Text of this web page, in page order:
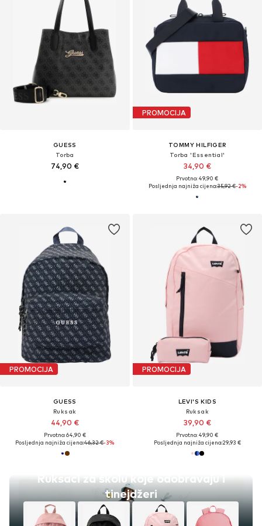
GUESS
Torba
74,90 €
PROMOCIJA
TOMMY HILFIGER
Torba 'Essential'
34,90 €
Prvotno: 49,90 €
Posljednja najniža cijena:35,92 €-2%
PROMOCIJA
GUESS
Ruksak
44,90 €
Prvotno: 64,90 €
Posljednja najniža cijena:46,32 €-3%
Ruksaci za školu koje odobravaju i
tinejdžeri
PROMOCIJA
LEVI'S KIDS
Ruksak
39,90 €
Prvotno: 49,90 €
Posljednja najniža cijena:29,93 €